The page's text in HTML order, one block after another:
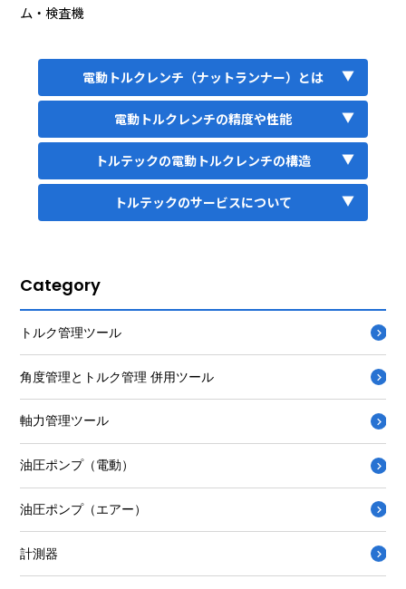
ム・検査機
電動トルクレンチ（ナットランナー）とは
電動トルクレンチの精度や性能
トルテックの電動トルクレンチの構造
トルテックのサービスについて
Category
トルク管理ツール
角度管理とトルク管理 併用ツール
軸力管理ツール
油圧ポンプ（電動）
油圧ポンプ（エアー）
計測器